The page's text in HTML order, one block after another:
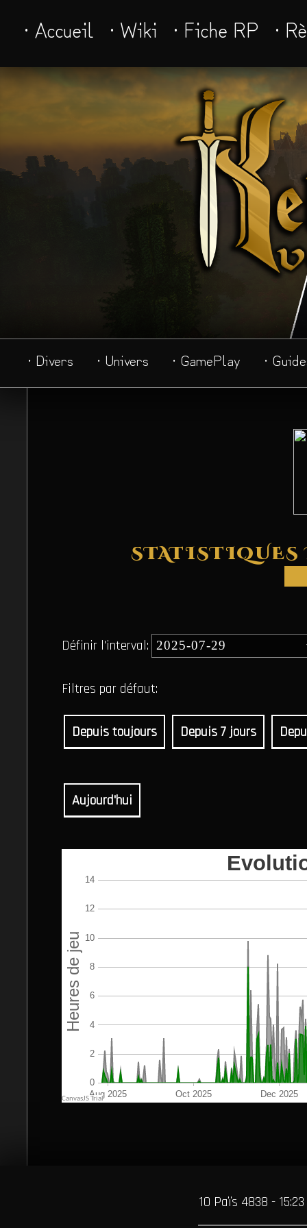
· Accueil · Wiki · Fiche RP ·
· Divers · Univers · GamePlay ·
Définir l'interval:
Filtres par défaut:
Depuis toujours Depuis 7 jours
Aujourd'hui
10 Païs 4838 - 15:23